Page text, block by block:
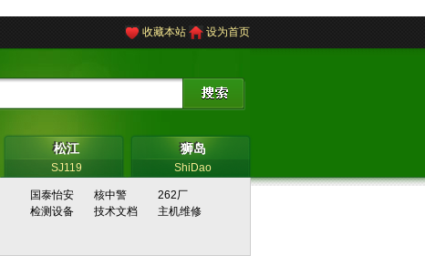
收藏本站 设为首页
松江 狮岛
松江
SJ119
狮岛
ShiDao
国泰怡安 核中警
262厂
检测设备 技术文档
主机维修